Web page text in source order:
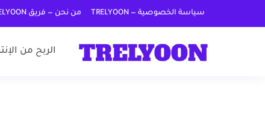
سياسة الخصوصية — TRELYOON من نحن — فريق TRELYOON
الربح من